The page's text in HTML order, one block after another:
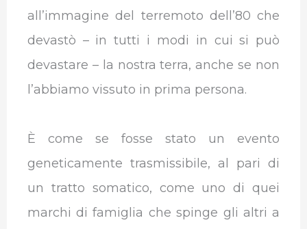
all’immagine del terremoto dell’80 che
devastò – in tutti i modi in cui si può
devastare – la nostra terra, anche se non
l’abbiamo vissuto in prima persona.
È come se fosse stato un evento
geneticamente trasmissibile, al pari di
un tratto somatico, come uno di quei
marchi di famiglia che spinge gli altri a